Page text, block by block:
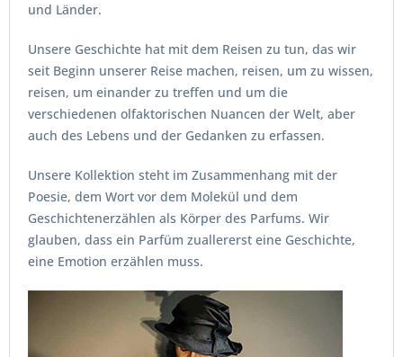
und Länder.
Unsere Geschichte hat mit dem Reisen zu tun, das wir
seit Beginn unserer Reise machen, reisen, um zu wissen,
reisen, um einander zu treffen und um die
verschiedenen olfaktorischen Nuancen der Welt, aber
auch des Lebens und der Gedanken zu erfassen.
Unsere Kollektion steht im Zusammenhang mit der
Poesie, dem Wort vor dem Molekül und dem
Geschichtenerzählen als Körper des Parfums. Wir
glauben, dass ein Parfüm zuallererst eine Geschichte,
eine Emotion erzählen muss.